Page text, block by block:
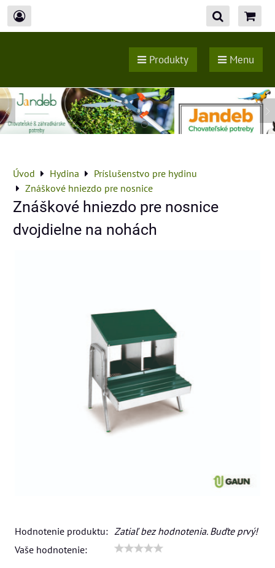
Produkty Menu
Úvod Hydina
Príslušenstvo pre hydinu
Znáškové hniezdo pre nosnice
Znáškové hniezdo pre nosnice
dvojdielne na nohách
Hodnotenie produktu: Zatiaľ bez hodnotenia. Buďte prvý!
Vaše hodnotenie: